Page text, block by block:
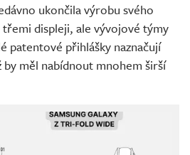
ukončila výrobu svého
displeji, ale vývojové týmy
patentové přihlášky naznačují
měl nabídnout mnohem širší